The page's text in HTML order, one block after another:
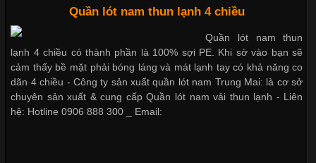
Hiện nay, nhu cầu tìm kiếm quần lót nam giá
Xu Hướng Form Áo Thun Phổ Biến Trong Ngành May Mặc
Cập nhật 2026-05-09 15:58:23
Dễ chịu hơn với quần lót nam giá rẻ vải Cotton 4 chiều
Quần lót nam thun lạnh 4 chiều
Quần lót nam thun
lạnh 4 chiều có thành phần là 100% sợi PE. Khi sờ vào bạn sẽ
cảm thấy bề mặt phải bóng láng và mát lạnh tay có khả năng co
dãn 4 chiều - Công ty sản xuất quần lót nam Trung Mai: là cơ sở
chuyên sản xuất & cung cấp Quần lót nam vải thun lạnh - Liên
hệ: Hotline 0906 888 300 _ Email: